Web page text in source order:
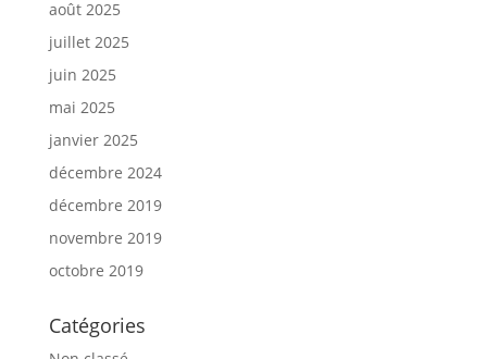
août 2025
juillet 2025
juin 2025
mai 2025
janvier 2025
décembre 2024
décembre 2019
novembre 2019
octobre 2019
Catégories